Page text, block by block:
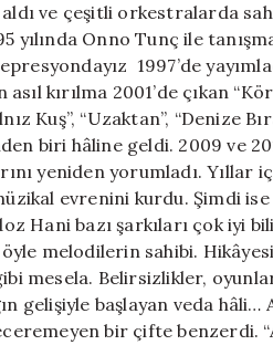
ve çeşitli orkestralarda
Onno Tunç ile
1997’de
kırılma 2001’de çıkan
Kuş”, “Uzaktan”, “Denize
biri hâline geldi. 2009 ve
yeniden yorumladı. Yıllar
evrenini kurdu. Şimdi ise
Hani bazı şarkıları çok iyi
melodilerin sahibi.
mesela. Belirsizlikler,
gelişiyle başlayan veda hâli…
bir çifte benzerdi.